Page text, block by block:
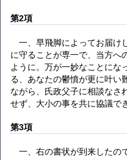
第2項
一、早飛脚によってお届け
に守ることが専一で、当方へ
ように。万が一妙なことにな
る、あなたの鬱憤が更に叶い
ながら、氏政父子に相談なさ
せず、大小の事を共に協議で
第3項
一、右の書状が到来したの